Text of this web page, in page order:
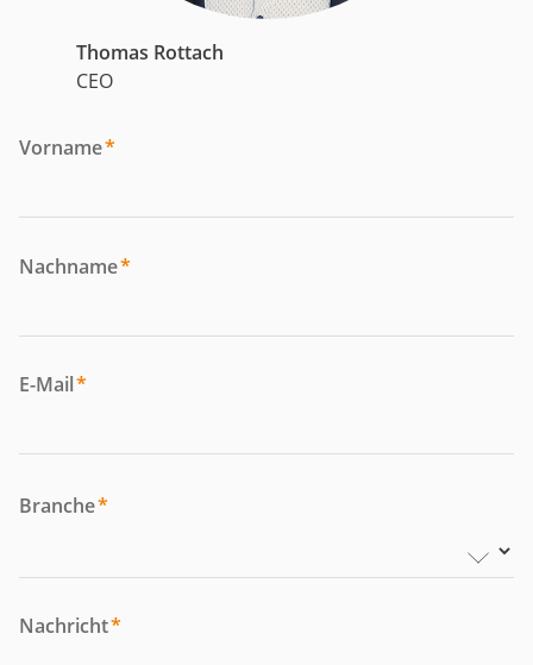
Thomas Rottach
CEO
Vorname*
Nachname*
E-Mail*
Branche*
Nachricht*